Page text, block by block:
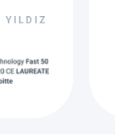
YILDIZ